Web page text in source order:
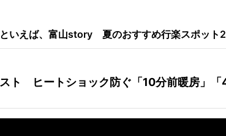
ャンペーン
問い合わせ
いえば、富山story 夏のおすすめ行楽スポット
ト ヒートショック防ぐ「10分前暖房」